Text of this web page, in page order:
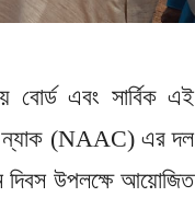
বোর্ড এবং সার্বিক এই
ন্যাক (NAAC) এর দল
দিবস উপলক্ষে আয়োজিত